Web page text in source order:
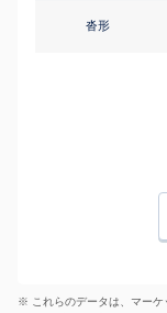
沓形
※ これらのデータは、マーケ